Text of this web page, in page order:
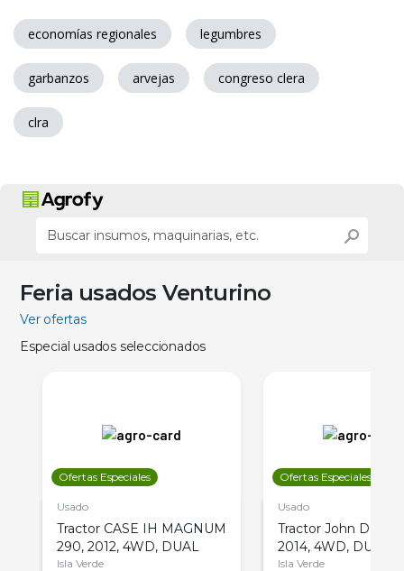
economías regionales legumbres
garbanzos arvejas congreso clera
clra
Feria usados Venturino
Ver ofertas
Especial usados seleccionados
Ofertas Especiales
Usado
Tractor CASE IH MAGNUM
290, 2012, 4WD, DUAL
Isla Verde
Ofertas Especiales
Usado
Tractor John Deere
2014, 4WD, DUAL
Isla Verde